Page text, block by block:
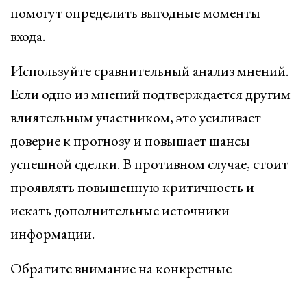
помогут определить выгодные моменты
входа.
Используйте сравнительный анализ мнений.
Если одно из мнений подтверждается другим
влиятельным участником, это усиливает
доверие к прогнозу и повышает шансы
успешной сделки. В противном случае, стоит
проявлять повышенную критичность и
искать дополнительные источники
информации.
Обратите внимание на конкретные